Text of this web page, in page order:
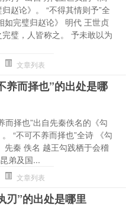
赵论》。 “不得其情则予”全
如完璧归赵论》 明代 王世贞
璧，人皆称之。 予未敢以为
文章列表
养而择也”的出处是哪
而择也”出自先秦佚名的《勾
“不可不养而择也”全诗 《勾
先秦 佚名 越王勾践栖于会稽
弟及国...
文章列表
刃”的出处是哪里